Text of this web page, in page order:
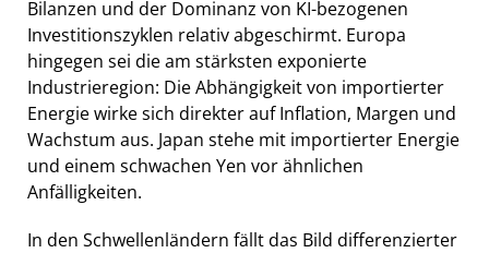
Bilanzen und der Dominanz von KI-bezogenen
Investitionszyklen relativ abgeschirmt. Europa
hingegen sei die am stärksten exponierte
Industrieregion: Die Abhängigkeit von importierter
Energie wirke sich direkter auf Inflation, Margen und
Wachstum aus. Japan stehe mit importierter Energie
und einem schwachen Yen vor ähnlichen
Anfälligkeiten.
In den Schwellenländern fällt das Bild differenzierter